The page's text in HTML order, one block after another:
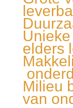
elders
Milieu
van